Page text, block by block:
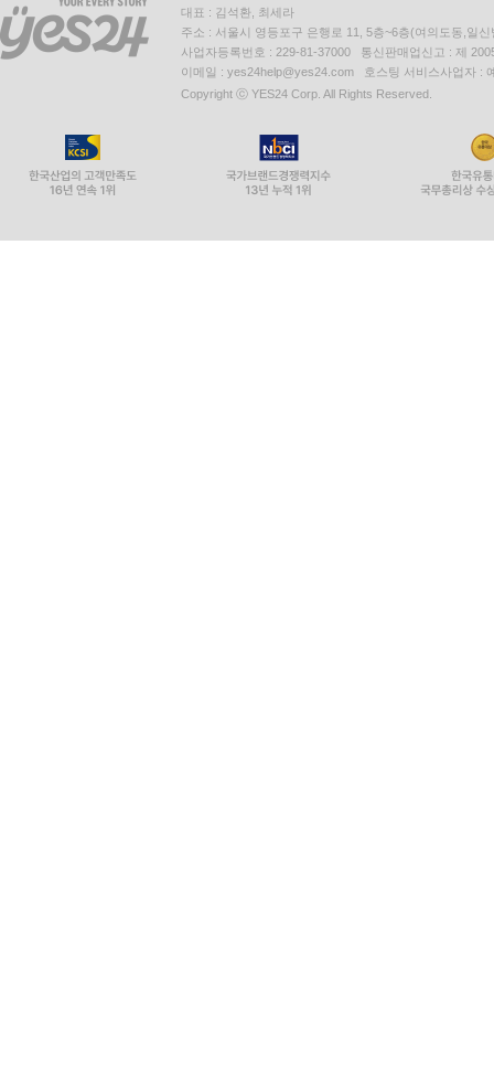
대표 : 김석환, 최세라
주소 : 서울시 영등포구 은행로 11, 5층~6층(여의도동,일신
사업자등록번호 : 229-81-37000 통신판매업신고 : 제
이메일 : yes24help@yes24.com 호스팅 서비스사업자 :
Copyright ⓒ YES24 Corp. All Rights Reserved.